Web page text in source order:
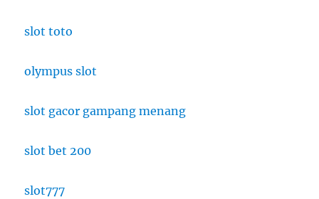
slot toto
olympus slot
slot gacor gampang menang
slot bet 200
slot777